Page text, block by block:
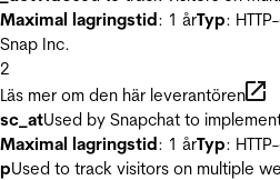
Maximal lagringstid: 1 årTyp:
Snap Inc.
2
Läs mer om den här leverantören
sc_atUsed by Snapchat to
Maximal lagringstid: 1 årTyp:
pUsed to track visitors on multiple